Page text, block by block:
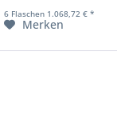
6 Flaschen 1.068,72 € *
Merken